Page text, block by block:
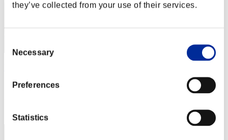
they’ve collected from your use of their services.
Selection
Necessary
Preferences
Statistics
Puntos:Lv:100/03'10"82